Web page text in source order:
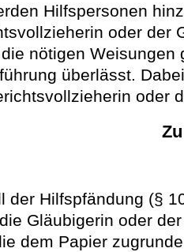
Hilfspersonen
oder der
nötigen Weisungen
überlässt.
oder
der Hilfspfändung (§
Gläubigerin oder
dem Papier